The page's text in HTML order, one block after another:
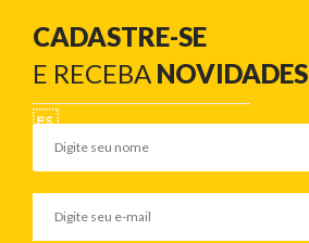
CADASTRE-SE
E RECEBA NOVIDADES